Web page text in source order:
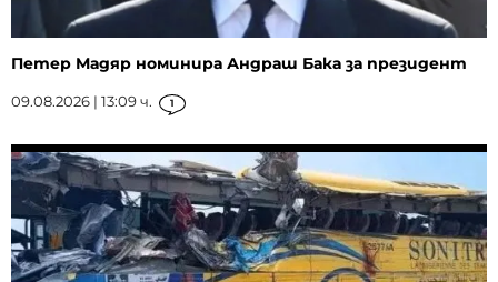
Петер Мадяр номинира Андраш Бака за президент
09.08.2026 | 13:09 ч. 1